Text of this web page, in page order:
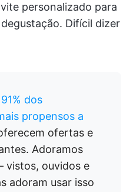
personalizado para
Difícil dizer
91% dos
propensos a
ofertas e
Adoramos
vistos, ouvidos e
adoram usar isso